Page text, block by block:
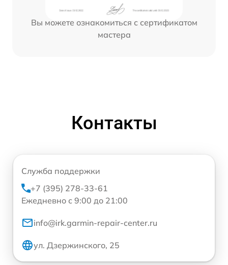
Вы можете ознакомиться с сертификатом
мастера
Контакты
Служба поддержки
+7 (395) 278-33-61
Ежедневно с 9:00 до 21:00
info@irk.garmin-repair-center.ru
ул. Дзержинского, 25